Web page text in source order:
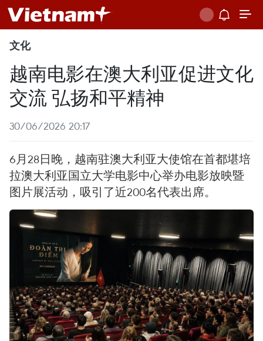
文化
越南电影在澳大利亚促进文化
交流 弘扬和平精神
30/06/2026 20:17
6月28日晚，越南驻澳大利亚大使馆在首都堪培
拉澳大利亚国立大学电影中心举办电影放映暨
图片展活动，吸引了近200名代表出席。